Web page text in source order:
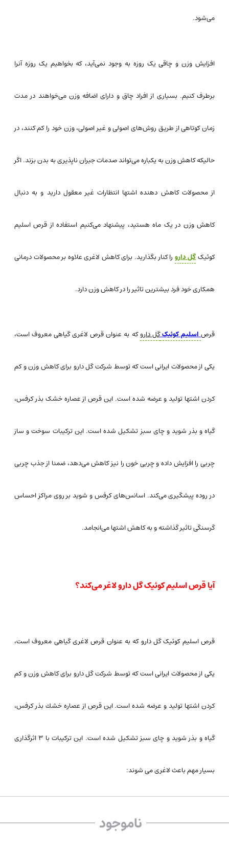
ناموجود
می‌شود.
افزایش وزن و چاقی یک روزه به وجود نمی‌آید، که بخواهیم یک روزه آنرا
برطرف کنیم. بسیاری از افراد چاق و دارای اضافه وزن می‌خواهند در مدت
زمان کوتاهی از طریق روش‌های اصولی و غیر اصولی، وزن خود را کم کنند، در
حالیکه کاهش وزن به یکباره می‌تواند صدمات جبران ناپذیری به بدن بزند. اگر
از محصولات کاهش دهنده اشتها انتظارات غیر معقول دارید و به دنبال
کاهش وزن در یک ماه هستید، پیشنهاد می‌کنیم استفاده از قرص اسلیم
کوئیکگل دارو را کنار بگذارید. برای کاهش لاغری علاوه بر محصولات درمانی
همکاری خود فرد بیشترین تاثیر را در کاهش وزن دارد.
قرصاسلیم کوئیکگل داروکه به عنوان قرص لاغری گیاهی معروف است،
یکی از محصولات ایرانی است که توسط شرکت گل دارو برای کاهش وزن و کم
کردن اشتها تولید و عرضه شده است. این قرص از عصاره خشک بذر کرفس،
گیاه و بذر شوید و چای سبز تشکیل شده است. این ترکیبات سوخت و ساز
چربی را افزایش داده و چربی خون را نیز کاهش می‌دهد، ضمنا از جذب چربی
در روده پیشگیری می‌کند. اسانس‌های کرفس و شوید بر روی مراکز احساس
گرسنگی تاثیر گذاشته و به کاهش اشتها می‌انجامد.
آیا قرص اسلیم کوئیک گل دارو لاغر می‌کند؟
قرص اسلیم کوئیک گل دارو که به عنوان قرص لاغری گیاهی معروف است،
یکی از محصولات ایرانی است که توسط شرکت گل دارو برای کاهش وزن و کم
کردن اشتها تولید و عرضه شده است. این قرص از عصاره خشك بذر کرفس،
گیاه و بذر شوید و چای سبز تشكیل شده است. این ترکیبات با ۳ اثرگذاری
بسیار مهم باعث لاغری می شوند:
سوخت و ساز چربی را افزایش داده و چربی خون را نیز کاهش می‌دهد